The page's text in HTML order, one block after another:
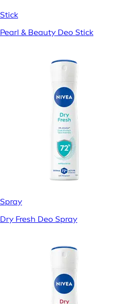
Stick
Pearl & Beauty Deo Stick
Spray
Dry Fresh Deo Spray